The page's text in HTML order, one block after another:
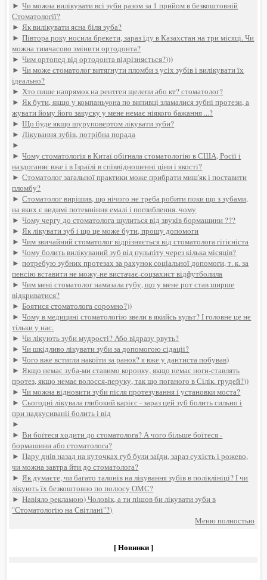
►Чи можна вилікувати всі зуби разом за 1 прийом в безкоштовній
Стоматології?
►Як вилікувати ясна біля зуба?
►Півтора року носила брекети, зараз їду в Казахстан на три місяці. Чи
можна тимчасово змінити ортодонта?
►Чим ортопед від ортодонта відрізняється?)))
►Чи може стоматолог витягнути пломби з усіх зубів і вилікувати їх
ідеально?
►Хто пише напрямок на рентген щелепи або кт? стоматолог?
►Як бути, якщо у компаньyoна по випивці зламалися зубні протези, а
жувати йому його закуску у мене немає ніякого бажання ...?
►Що буде якщо шуруповертом лікувати зуби?
►Лікування зубів, потрібна порада
►
►Чому стоматологія в Китаї обігнала стоматологію в США, Росії і
наздоганяє вже і в Ізраїлі в співвідношенні ціни і якості?
►Стоматолог загальної практики може прибрати миш'як і поставити
пломбу?
►Стоматолог вирішив, що нічого не треба робити поки що з зубами,
на яких є видимі потемніння емалі і поглиблення. чому
►Чому чергу до стоматолога щулиться від звуків бормашини ???
►Як лікувати зуб і що це може бути, прошу допомоги
►Чим звичайний стоматолог відрізняється від стоматолога гігієніста
►Чому болить вилікуваний зуб від пульпіту через кілька місяців?
►потребую зубних протезах за рахунок соціальної допомоги, т. к. за
пенсію вставити не можу-не вистачає-соцзахист відфутболила
►Чим мені стоматолог намазала губу, що у мене рот став ширше
відкриватися?
►Боятися стоматолога соромно?))
►Чому в медицині стоматологію звели в якийсь культ? І головне це не
тільки у нас.
►Чи лікують зуби мудрості? Або відразу рвуть?
►Чи шкідливо лікувати зуби за допомогою сідаціі?
►Чого вже встигли накоїти за ранок? я вже у дантиста побував)
►Якщо немає зуба-ми ставимо коронку, якщо немає ноги-ставлять
протез, якщо немає волосся-перуку, так що поганого в Сілік. грудей?))
►Чи можна відновити зуби після протезування і установки моста?
►Сьогодні лікувала глибокий карієс - зараз цей зуб болить сильно і
при надкусиваніі болить і від
►
►Ви боїтеся ходити до стоматолога? А чого більше боїтеся -
бормашини або стоматолога?
►Пару днів назад на куточках губ були заїди, зараз сухість і рожево,
чи можна завтра йти до стоматолога?
►Як думаєте, чи багато талонів на лікування зубів в поліклініці? І чи
лікують їх безкоштовно по полюсу ОМС?
►Навіяло рекламою) Чоловік, а ти пішов би лікувати зуби в
"Стоматологію на Світлані"?)
Меню полностью
[ Новинки ]